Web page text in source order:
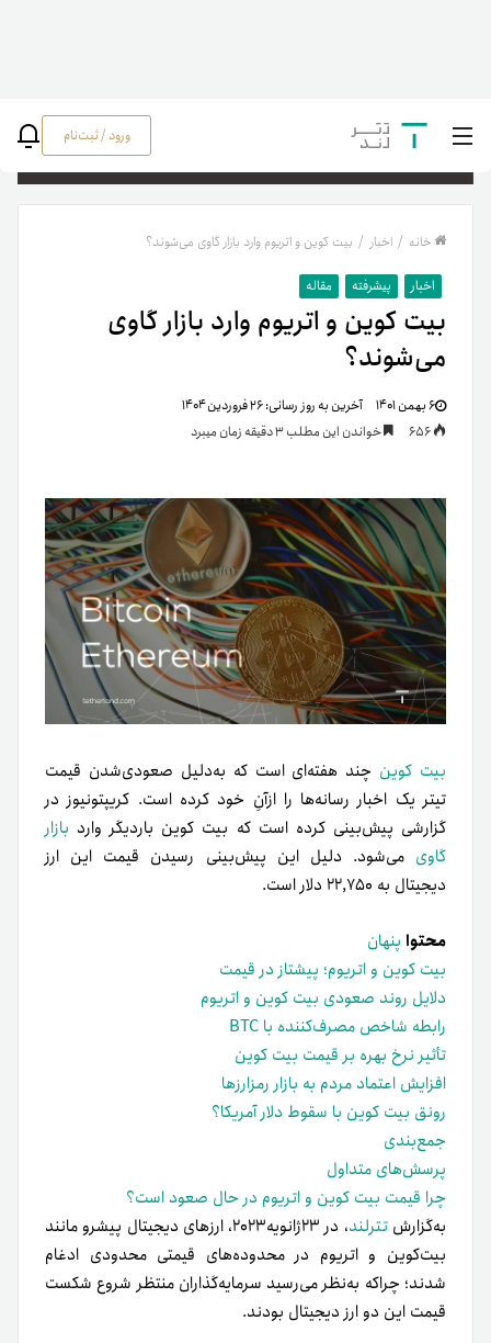
ورود / ثبت‌نام
خانه / اخبار / بیت کوین و اتریوم وارد بازار گاوی می‌شوند؟
اخبار پیشرفته مقاله
بیت کوین و اتریوم وارد بازار گاوی
می‌شوند؟
۶ بهمن ۱۴۰۱ آخرین به روز رسانی:۲۶ فروردین ۱۴۰۴
خواندن این مطلب 3 دقیقه زمان میبرد
بیت کوین چند هفته‌ای است که به‌دلیل صعودی‌شدن قیمت
تیتر یک اخبار رسانه‌ها را ازآنِ خود کرده است. کریپتونیوز در
گزارشی پیش‌بینی کرده است که بیت کوین بار‌دیگر وارد بازار
گاوی می‌شود. دلیل این پیش‌بینی رسیدن قیمت این ارز
دیجیتال به ۲۲,۷۵۰ دلار است.
محتوا پنهان
بیت کوین و اتریوم؛ پیشتاز در قیمت
دلایل روند صعودی بیت کوین و اتریوم
رابطه شاخص مصرف‌کننده با BTC
تأثیر نرخ بهره بر قیمت بیت کوین
افزایش اعتماد مردم به بازار رمز‌ارزها
رونق بیت کوین با سقوط دلار آمریکا؟
جمع‌بندی
پرسش‌های متداول
چرا قیمت بیت کوین و اتریوم در حال صعود است؟
به‌گزارشتترلند
، در ۲۳ژانویه۲۰۲۳، ارزهای دیجیتال پیشرو مانند
بیت‌کوین و اتریوم در محدوده‌های قیمتی محدودی ادغام
شدند؛ چرا‌که به‌نظر می‌رسید سرمایه‌گذاران منتظر شروع شکست
قیمت این دو ارز دیجیتال بودند.